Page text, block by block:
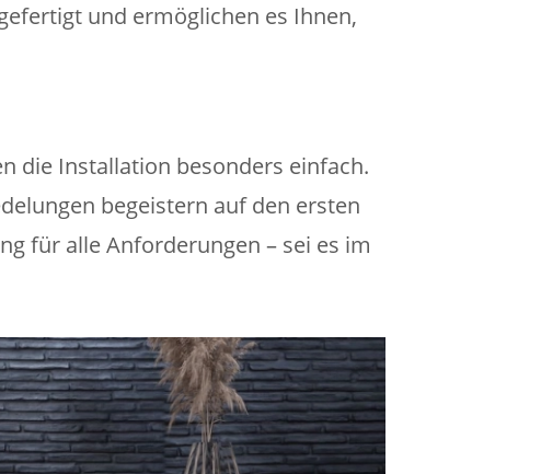
und ermöglichen es Ihnen,
die Installation besonders einfach.
begeistern auf den ersten
für alle Anforderungen – sei es im